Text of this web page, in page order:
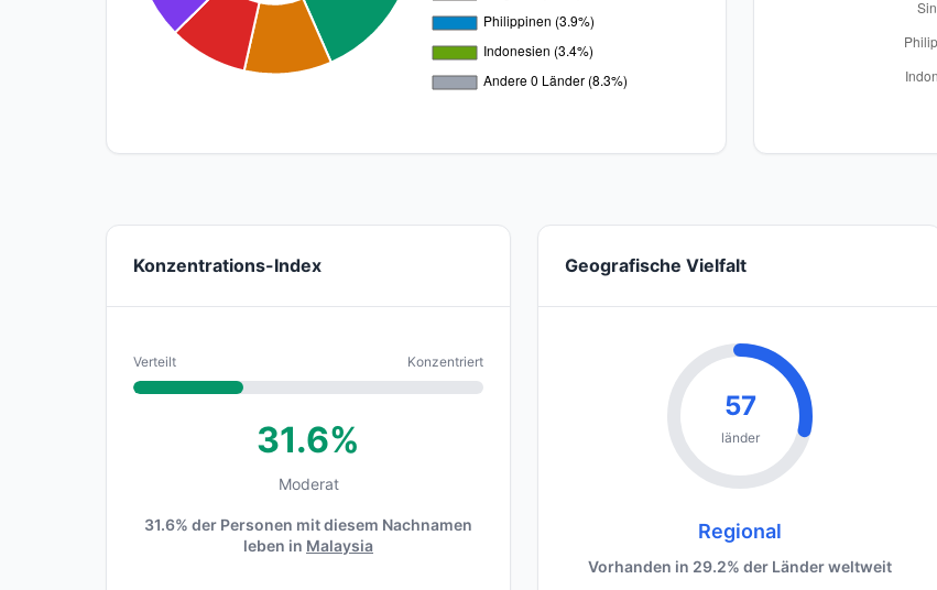
Konzentrations-Index
Verteilt Konzentriert
31.6%
Moderat
31.6% der Personen mit diesem Nachnamen
leben in Malaysia
Geografische Vielfalt
57
länder
Regional
Vorhanden in 29.2% der Länder weltweit